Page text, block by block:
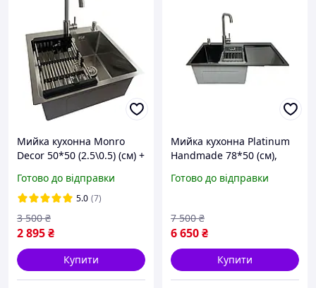
Мийка кухонна Monro
Decor 50*50 (2.5\0.5) (см) +
кошик
Готово до відправки
5.0 (7)
2 895₴
3 500 ₴
Купити
Мийка кухонна Platinum
Handmade 78*50 (см),
PVD поверхнею +
Готово до відправки
6 650₴
7 500 ₴
Купити